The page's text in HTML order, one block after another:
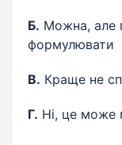
Б. Можна, але
формулювати
В. Краще не
Г. Ні, це може